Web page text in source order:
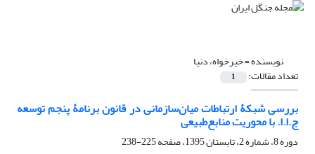
نویسنده =خیرخواه، دنیا
تعداد مقالات: 1
بررسی شبکۀ ارتباطات میان‎‌سازمانی در قانون برنامۀ پنجم توسعه
ج.ا.ا. با محوریت منابع‌طبیعی
دوره 8، شماره 2، تابستان 1395، صفحه
225-238